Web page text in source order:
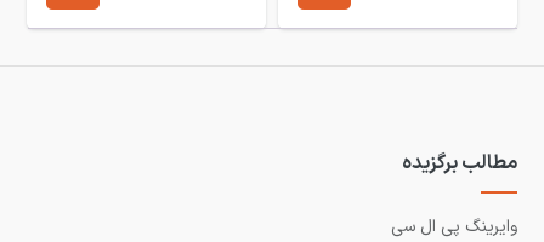
مطالب برگزیده
وایرینگ پی ال سی